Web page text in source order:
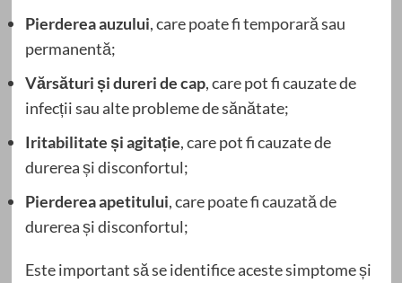
Pierderea auzului, care poate fi temporară sau
permanentă;
Vărsături și dureri de cap, care pot fi cauzate de
infecții sau alte probleme de sănătate;
Iritabilitate și agitație, care pot fi cauzate de
durerea și disconfortul;
Pierderea apetitului, care poate fi cauzată de
durerea și disconfortul;
Este important să se identifice aceste simptome și